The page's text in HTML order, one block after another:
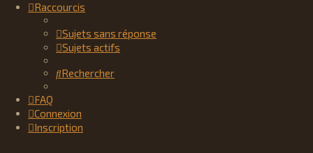
Raccourcis
Sujets sans réponse
Sujets actifs
Rechercher
FAQ
Connexion
Inscription